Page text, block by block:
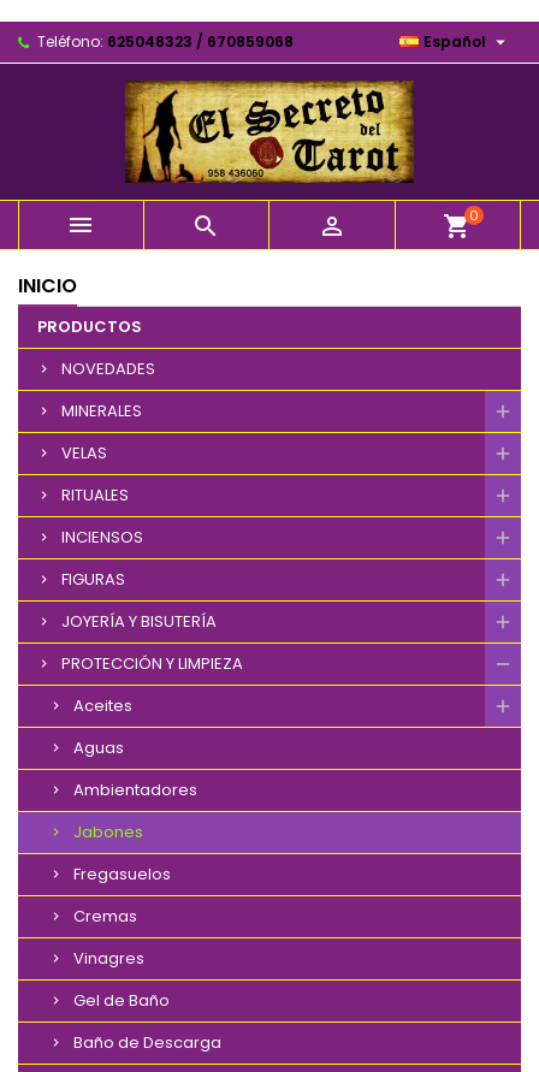
Teléfono: 625048323 / 670859068 Español 
   shopping_cart0
INICIO
PRODUCTOS
NOVEDADES
MINERALES
VELAS
RITUALES
INCIENSOS
FIGURAS
JOYERÍA Y BISUTERÍA
PROTECCIÓN Y LIMPIEZA
Aceites
Aguas
Ambientadores
Jabones
Fregasuelos
Cremas
Vinagres
Gel de Baño
Baño de Descarga